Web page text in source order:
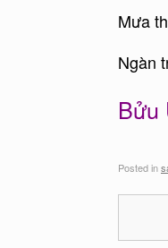
Mưa
Ngàn
Bửu
Posted in